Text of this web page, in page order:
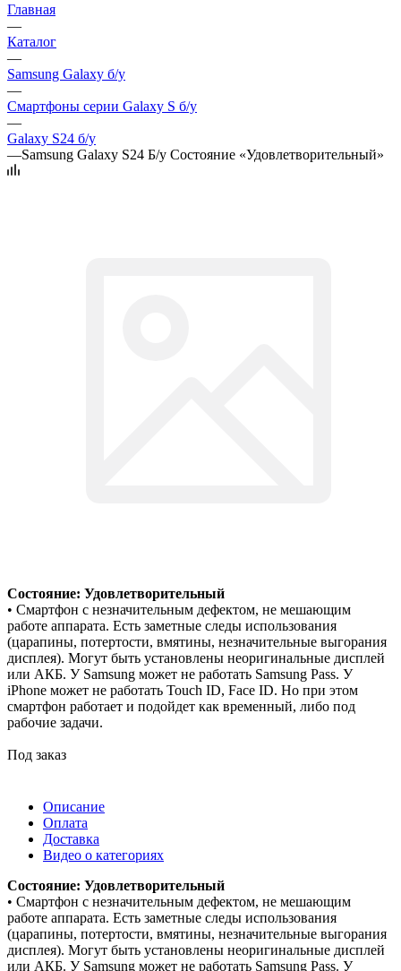
Главная
—
Каталог
—
Samsung Galaxy б/у
—
Смартфоны серии Galaxy S б/у
—
Galaxy S24 б/у
—Samsung Galaxy S24 Б/у Состояние «Удовлетворительный»
Состояние: Удовлетворительный
• Смартфон с незначительным дефектом, не мешающим
работе аппарата. Есть заметные следы использования
(царапины, потертости, вмятины, незначительные выгорания
дисплея). Могут быть установлены неоригинальные дисплей
или АКБ. У Samsung может не работать Samsung Pass. У
iPhone может не работать Touch ID, Face ID. Но при этом
смартфон работает и подойдет как временный, либо под
рабочие задачи.
Под заказ
Описание
Оплата
Доставка
Видео о категориях
Состояние: Удовлетворительный
• Смартфон с незначительным дефектом, не мешающим
работе аппарата. Есть заметные следы использования
(царапины, потертости, вмятины, незначительные выгорания
дисплея). Могут быть установлены неоригинальные дисплей
или АКБ. У Samsung может не работать Samsung Pass. У